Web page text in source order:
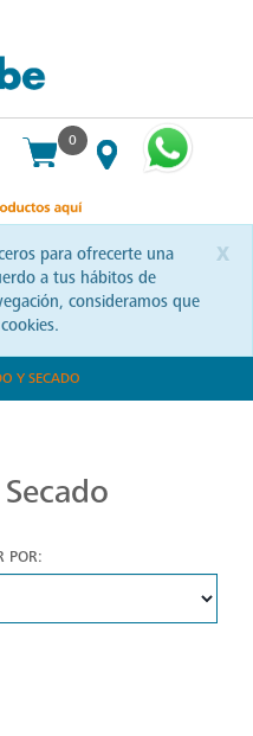
0
x
para ofrecerte una
a tus hábitos de
consideramos que
Y SECADO
POR: